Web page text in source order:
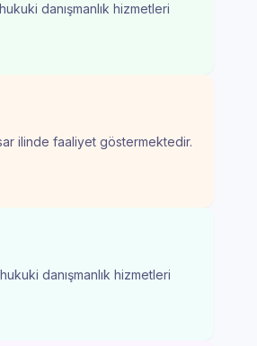
danışmanlık hizmetleri
ilinde faaliyet göstermektedir.
danışmanlık hizmetleri